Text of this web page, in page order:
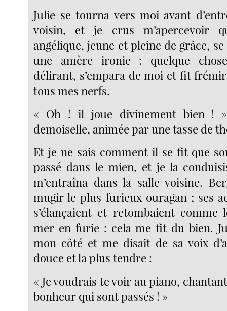
Julie se tourna vers moi avant
voisin, et je crus m’apercevoir
angélique, jeune et pleine de grâce,
une amère ironie : quelque
délirant, s’empara de moi et fit
tous mes nerfs.
« Oh ! il joue divinement bien !
demoiselle, animée par une tasse de
Et je ne sais comment il se fit que
passé dans le mien, et je la
m’entraîna dans la salle voisine.
mugir le plus furieux ouragan ; ses
s’élançaient et retombaient comme
mer en furie : cela me fit du bien.
mon côté et me disait de sa voix
douce et la plus tendre :
« Je voudrais te voir au piano,
bonheur qui sont passés ! »